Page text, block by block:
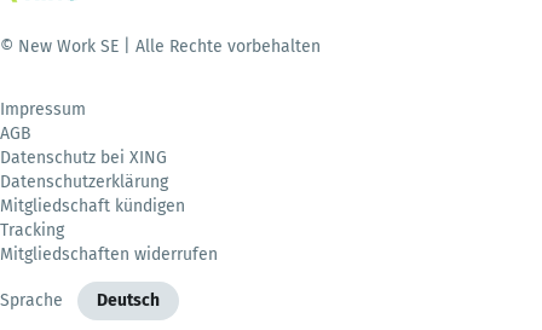
© New Work SE | Alle Rechte vorbehalten
Impressum
AGB
Datenschutz bei XING
Datenschutzerklärung
Mitgliedschaft kündigen
Tracking
Mitgliedschaften widerrufen
Sprache Deutsch